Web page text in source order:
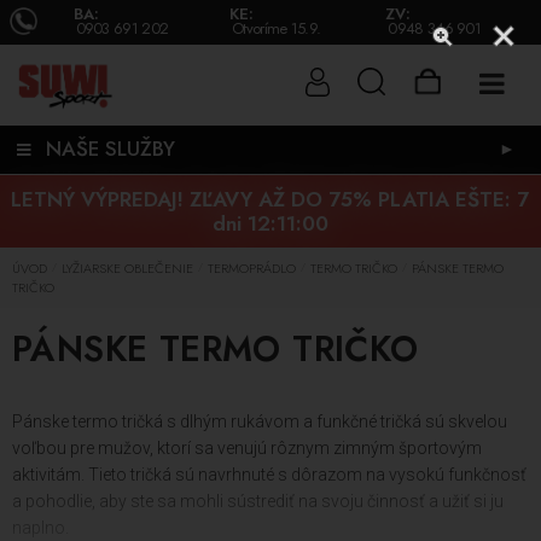
BA:
0903 691 202
KE:
Otvoríme 15.9.
ZV:
0948 346 901
NAŠE SLUŽBY ►
LETNÝ VÝPREDAJ! ZĽAVY AŽ DO 75% PLATIA EŠTE: 7
dni 12:10:59
ÚVOD LYŽIARSKE OBLEČENIE TERMOPRÁDLO TERMO TRIČKO
PÁNSKE TERMO
TRIČKO
PÁNSKE TERMO TRIČKO
Pánske termo tričká s dlhým rukávom a funkčné tričká sú skvelou
voľbou pre mužov, ktorí sa venujú rôznym zimným športovým
aktivitám. Tieto tričká sú navrhnuté s dôrazom na vysokú funkčnosť
a pohodlie, aby ste sa mohli sústrediť na svoju činnosť a užiť si ju